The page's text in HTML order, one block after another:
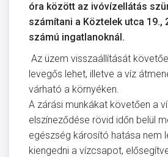
óra között az ivóvízellátás
számítani a Köztelek utca 19.,
számú ingatlanoknál.
Az üzem visszaállítását
levegős lehet, illetve a víz
várható a környéken.
A zárási munkákat követően a
elszíneződése rövid időn belül
egészség károsító hatása nem
kiengedni a vízcsapot,